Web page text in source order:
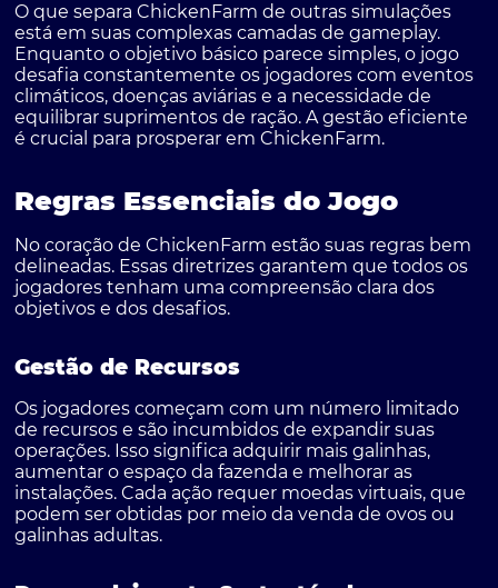
O que separa ChickenFarm de outras simulações
está em suas complexas camadas de gameplay.
Enquanto o objetivo básico parece simples, o jogo
desafia constantemente os jogadores com eventos
climáticos, doenças aviárias e a necessidade de
equilibrar suprimentos de ração. A gestão eficiente
é crucial para prosperar em ChickenFarm.
Regras Essenciais do Jogo
No coração de ChickenFarm estão suas regras bem
delineadas. Essas diretrizes garantem que todos os
jogadores tenham uma compreensão clara dos
objetivos e dos desafios.
Gestão de Recursos
Os jogadores começam com um número limitado
de recursos e são incumbidos de expandir suas
operações. Isso significa adquirir mais galinhas,
aumentar o espaço da fazenda e melhorar as
instalações. Cada ação requer moedas virtuais, que
podem ser obtidas por meio da venda de ovos ou
galinhas adultas.